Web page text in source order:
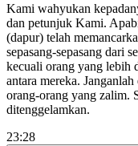
Kami wahyukan
dan petunjuk Kami.
(dapur) telah
sepasang-sepasang dari
kecuali orang yang lebih
antara mereka.
orang-orang yang zalim.
ditenggelamkan.
23:28